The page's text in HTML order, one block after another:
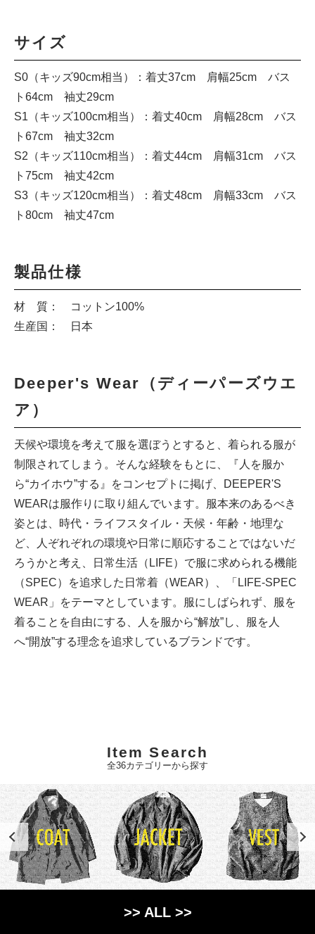
サイズ
S0（キッズ90cm相当）：着丈37cm 肩幅25cm バス
ト64cm 袖丈29cm
S1（キッズ100cm相当）：着丈40cm 肩幅28cm バス
ト67cm 袖丈32cm
S2（キッズ110cm相当）：着丈44cm 肩幅31cm バス
ト75cm 袖丈42cm
S3（キッズ120cm相当）：着丈48cm 肩幅33cm バス
ト80cm 袖丈47cm
製品仕様
材 質： コットン100%
生産国： 日本
Deeper's Wear（ディーパーズウエ
ア）
天候や環境を考えて服を選ぼうとすると、着られる服が
制限されてしまう。そんな経験をもとに、『人を服か
ら“カイホウ”する』をコンセプトに掲げ、DEEPER'S
WEARは服作りに取り組んでいます。服本来のあるべき
姿とは、時代・ライフスタイル・天候・年齢・地理な
ど、人ぞれぞれの環境や日常に順応することではないだ
ろうかと考え、日常生活（LIFE）で服に求められる機能
（SPEC）を追求した日常着（WEAR）、「LIFE-SPEC
WEAR」をテーマとしています。服にしばられず、服を
着ることを自由にする、人を服から“解放”し、服を人
へ“開放”する理念を追求しているブランドです。
Item Search
全36カテゴリーから探す
>> ALL >>